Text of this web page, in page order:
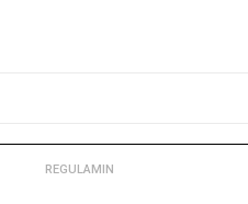
REGULAMIN